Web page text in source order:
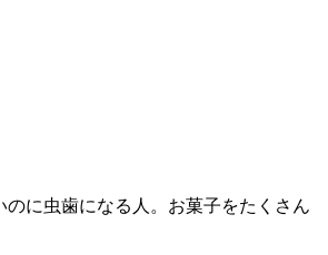
に虫歯になる人。お菓子をたくさん